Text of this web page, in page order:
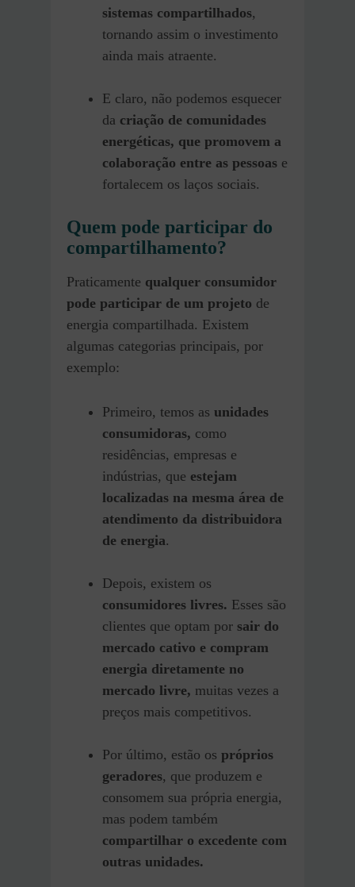
sistemas compartilhados,
tornando assim o investimento
ainda mais atraente.
E claro, não podemos esquecer
da criação de comunidades
energéticas, que promovem a
colaboração entre as pessoas e
fortalecem os laços sociais.
Quem pode participar do
compartilhamento?
Praticamente qualquer consumidor
pode participar de um projeto de
energia compartilhada. Existem
algumas categorias principais, por
exemplo:
Primeiro, temos as unidades
consumidoras, como
residências, empresas e
indústrias, que estejam
localizadas na mesma área de
atendimento da distribuidora
de energia.
Depois, existem os
consumidores livres. Esses são
clientes que optam por sair do
mercado cativo e compram
energia diretamente no
mercado livre, muitas vezes a
preços mais competitivos.
Por último, estão os próprios
geradores, que produzem e
consomem sua própria energia,
mas podem também
compartilhar o excedente com
outras unidades.